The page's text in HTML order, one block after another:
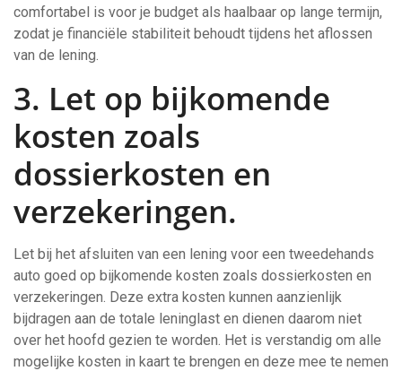
comfortabel is voor je budget als haalbaar op lange termijn,
zodat je financiële stabiliteit behoudt tijdens het aflossen
van de lening.
3. Let op bijkomende
kosten zoals
dossierkosten en
verzekeringen.
Let bij het afsluiten van een lening voor een tweedehands
auto goed op bijkomende kosten zoals dossierkosten en
verzekeringen. Deze extra kosten kunnen aanzienlijk
bijdragen aan de totale leninglast en dienen daarom niet
over het hoofd gezien te worden. Het is verstandig om alle
mogelijke kosten in kaart te brengen en deze mee te nemen